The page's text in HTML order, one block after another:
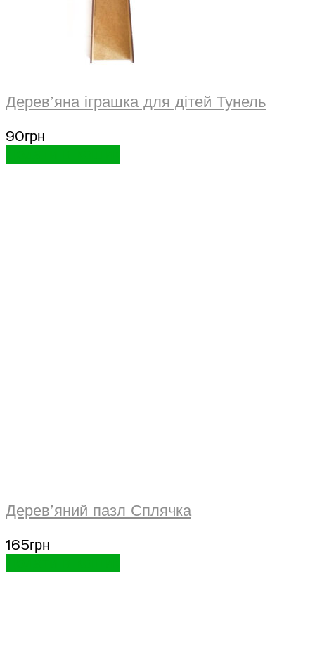
Дерев’яна іграшка для дітей Тунель
90грн
Дерев’яний пазл Сплячка
165грн